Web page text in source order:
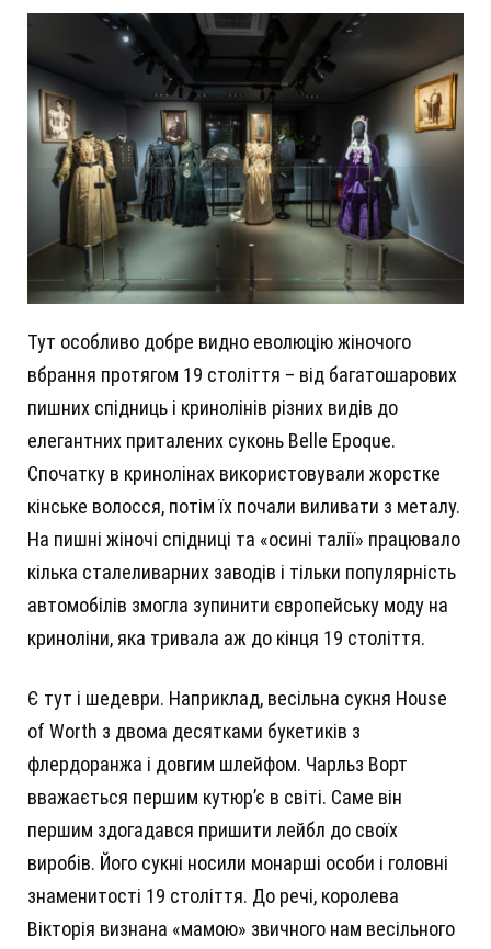
Тут особливо добре видно еволюцію жіночого
вбрання протягом 19 століття – від багатошарових
пишних спідниць і кринолінів різних видів до
елегантних приталених суконь Belle Epoque.
Спочатку в кринолінах використовували жорстке
кінське волосся, потім їх почали виливати з металу.
На пишні жіночі спідниці та «осині талії» працювало
кілька сталеливарних заводів і тільки популярність
автомобілів змогла зупинити європейську моду на
криноліни, яка тривала аж до кінця 19 століття.
Є тут і шедеври. Наприклад, весільна сукня House
of Worth з двома десятками букетиків з
флердоранжа і довгим шлейфом. Чарльз Ворт
вважається першим кутюр’є в світі. Саме він
першим здогадався пришити лейбл до своїх
виробів. Його сукні носили монарші особи і головні
знаменитості 19 століття. До речі, королева
Вікторія визнана «мамою» звичного нам весільного